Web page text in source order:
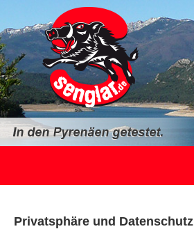
Privatsphäre und Datenschutz